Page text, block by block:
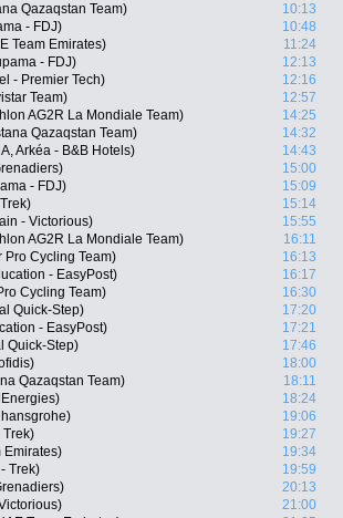
Qazaqstan Team)
10:13
- FDJ)
10:48
Team Emirates)
11:24
- FDJ)
12:13
- Premier Tech)
12:16
Team)
12:57
AG2R La Mondiale Team)
14:25
Qazaqstan Team)
14:32
Arkéa - B&B Hotels)
14:43
15:00
- FDJ)
15:09
15:14
- Victorious)
15:55
AG2R La Mondiale Team)
16:11
Pro Cycling Team)
16:13
- EasyPost)
16:17
Cycling Team)
16:30
Quick-Step)
17:20
- EasyPost)
17:21
Quick-Step)
17:46
18:00
Qazaqstan Team)
18:11
18:24
19:06
Trek)
19:27
Emirates)
19:34
Trek)
19:59
20:13
21:00